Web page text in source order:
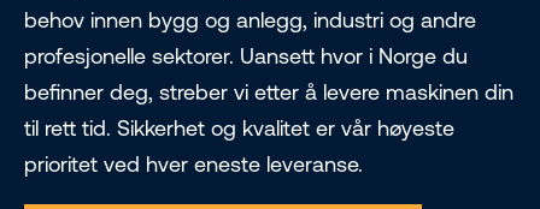
behov innen bygg og anlegg, industri og andre
profesjonelle sektorer. Uansett hvor i Norge du
befinner deg, streber vi etter å levere maskinen din
til rett tid. Sikkerhet og kvalitet er vår høyeste
prioritet ved hver eneste leveranse.